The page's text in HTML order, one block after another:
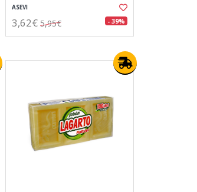
ASEVI
3,62€ 5,95€ - 39%